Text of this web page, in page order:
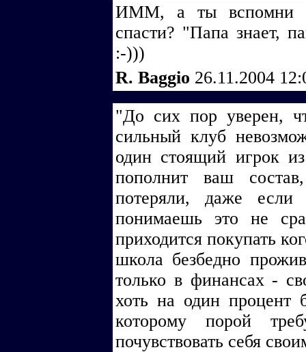
ИММ, а ты вспомни -
спасти? "Папа знает,
:-)))
R. Baggio 26.11.2004
"До сих пор уверен,
сильный клуб
один стоящий игрок
пополнит ваш
потеряли, даже если
понимаешь это не
приходится покупать
школа безбедно
только в финансах -
хоть на один процент
которому порой
почувствовать себя